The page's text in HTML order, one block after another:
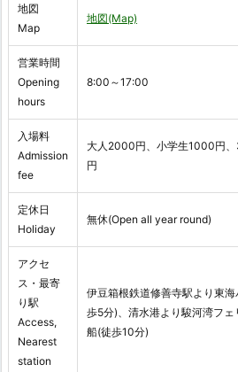
地図
Map
地図(Map)
営業時間
Opening
hours
8:00～17:00
入場料
Admission
fee
大人2000円、小学生1000円
円
定休日
Holiday
無休(Open all year round)
アクセ
ス・最寄
り駅
Access,
Nearest
station
伊豆箱根鉄道修善寺駅より東
歩5分)、清水港より駿河湾フ
船(徒歩10分)